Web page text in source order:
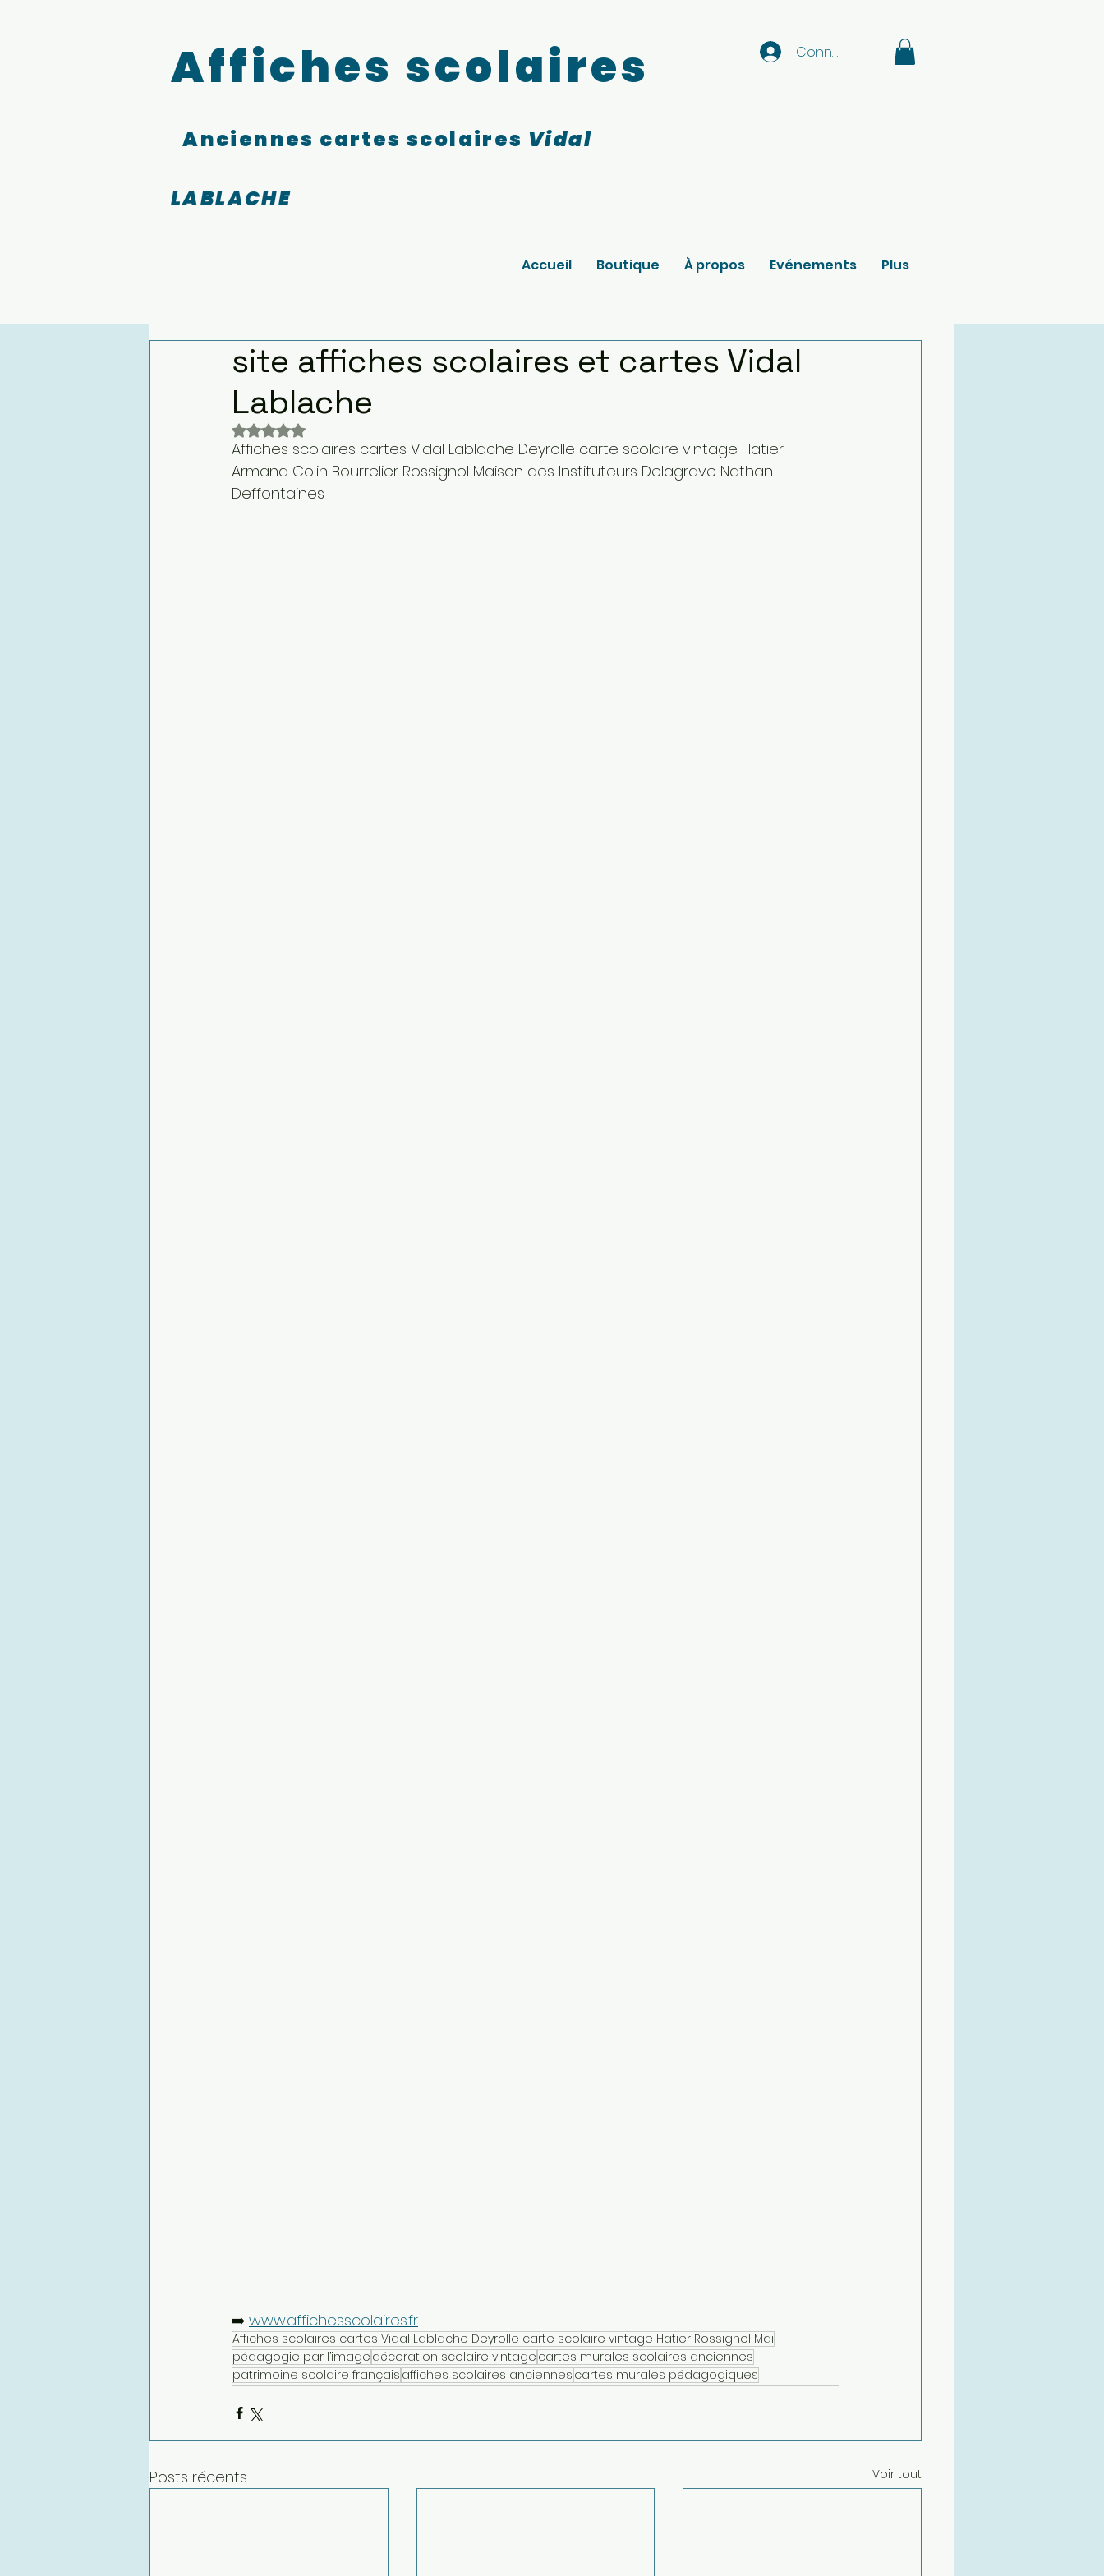
Affiches scolaires
Anciennes cartes scolaires Vidal
LABLACHE
Connexion
Accueil Boutique À propos Evénements Plus
site affiches scolaires et cartes Vidal
Lablache
Noté NaN étoiles sur 5.
Affiches scolaires cartes Vidal Lablache Deyrolle carte scolaire vintage Hatier
Armand Colin Bourrelier Rossignol Maison des Instituteurs Delagrave Nathan
Deffontaines
➡️ www.affichesscolaires.fr
Affiches scolaires cartes Vidal Lablache Deyrolle carte scolaire vintage Hatier Rossignol Mdi
pédagogie par l’image décoration scolaire vintage cartes murales scolaires anciennes
patrimoine scolaire français affiches scolaires anciennes cartes murales pédagogiques
Posts récents Voir tout